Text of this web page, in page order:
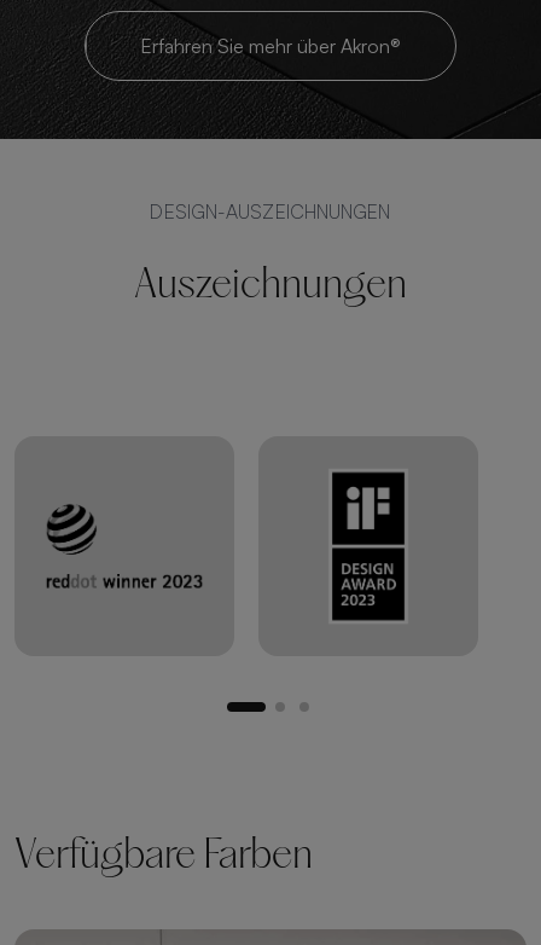
Erfahren Sie mehr über Akron®
DESIGN-AUSZEICHNUNGEN
Auszeichnungen
Verfügbare Farben